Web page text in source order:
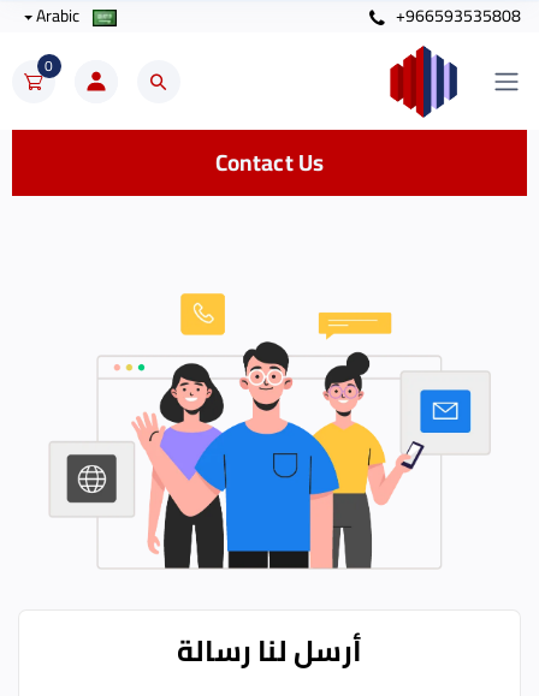
+966593535808
0
Contact Us
أرسل لنا رسالة